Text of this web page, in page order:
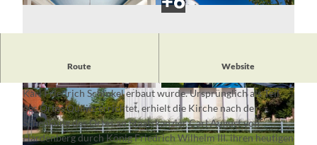
© Florian Bröcker, Lizenz: TMB-Fotoarchiv © Andreas Franke, Lizenz: TMB-Fotoarchiv
Route Website
Schinkel-Kirche in Neuhardenberg
ist ein
Karl Friedrich Schinkel erbaut wurde. Ursprünglich als Teil
des Ortes Quilitz errichtet, erhielt die Kirche nach der
Schenkung des Ortes an Staatskanzler Carl August von
Hardenberg durch König Friedrich Wilhelm III. ihren heutigen